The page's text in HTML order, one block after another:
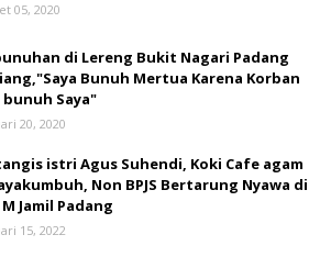
05, 2020
di Lereng Bukit Nagari Padang
Bunuh Mertua Karena Korban
Saya"
20, 2020
istri Agus Suhendi, Koki Cafe agam
Non BPJS Bertarung Nyawa di
M Jamil Padang
15, 2022